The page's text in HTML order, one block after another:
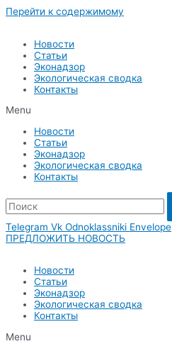
Перейти к содержимому
Новости
Статьи
Эконадзор
Экологическая сводка
Контакты
Menu
Новости
Статьи
Эконадзор
Экологическая сводка
Контакты
Telegram Vk Odnoklassniki Envelope
ПРЕДЛОЖИТЬ НОВОСТЬ
Новости
Статьи
Эконадзор
Экологическая сводка
Контакты
Menu